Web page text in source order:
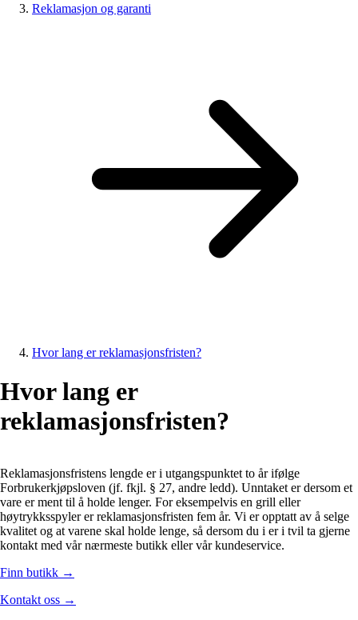
Reklamasjon og garanti
Hvor lang er reklamasjonsfristen?
Hvor lang er
reklamasjonsfristen?
Reklamasjonsfristens lengde er i utgangspunktet to år ifølge
Forbrukerkjøpsloven (jf. fkjl. § 27, andre ledd). Unntaket er dersom et
vare er ment til å holde lenger. For eksempelvis en grill eller
høytrykksspyler er reklamasjonsfristen fem år. Vi er opptatt av å selge
kvalitet og at varene skal holde lenge, så dersom du i er i tvil ta gjerne
kontakt med vår nærmeste butikk eller vår kundeservice.
Finn butikk →
Kontakt oss →